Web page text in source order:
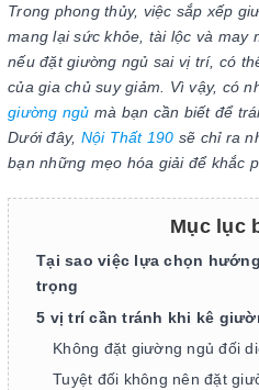
Trong phong thủy, việc sắp xếp
mang lại sức khỏe, tài lộc và may
nếu đặt giường ngủ sai vị trí, có
của gia chủ suy giảm. Vì vậy, có
giường ngủ mà bạn cần biết để
Dưới đây, Nội Thất 190 sẽ chỉ ra
bạn những mẹo hóa giải để khắc
Mục lục
Tại sao việc lựa chọn
trọng
5 vị trí cần tránh khi kê
Không đặt giường ngủ đối
Tuyệt đối không nên đặt